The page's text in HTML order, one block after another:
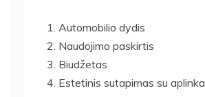
Automobilio dydis
Naudojimo paskirtis
Biudžetas
Estetinis sutapimas su aplinka